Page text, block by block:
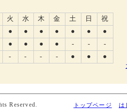
火 水 木 金 土 日
祝
● ● ● ● ● ●
●
● ● ● ● - -
-
- - - - ● ●
●
Reserved. トップページ は